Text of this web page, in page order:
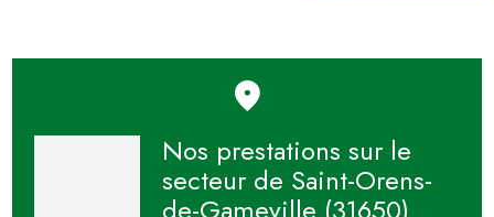
Nos prestations sur le
secteur de Saint-Orens-